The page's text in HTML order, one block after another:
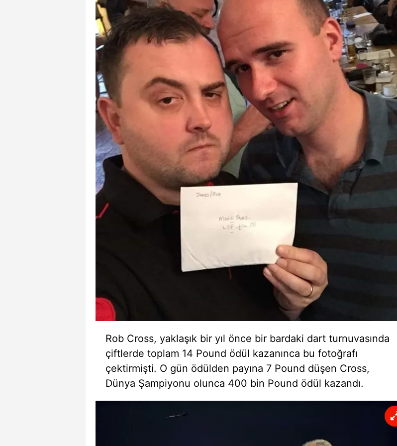
mevzuata uygun olarak kullanılan çerezlerle ilgili bilgi almak için lütfentıklayınız.
Rob Cross, yaklaşık bir yıl önce bir bardaki dart turnuvasında
çiftlerde toplam 14 Pound ödül kazanınca bu fotoğrafı
çektirmişti. O gün ödülden payına 7 Pound düşen Cross,
Dünya Şampiyonu olunca 400 bin Pound ödül kazandı.